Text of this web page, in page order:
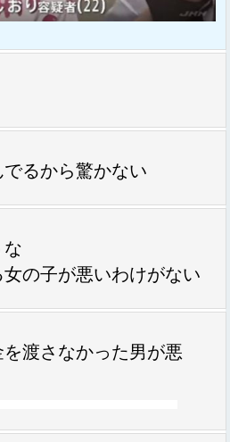
るから驚かない
な
の子が悪いわけがない
渡さなかった男が悪